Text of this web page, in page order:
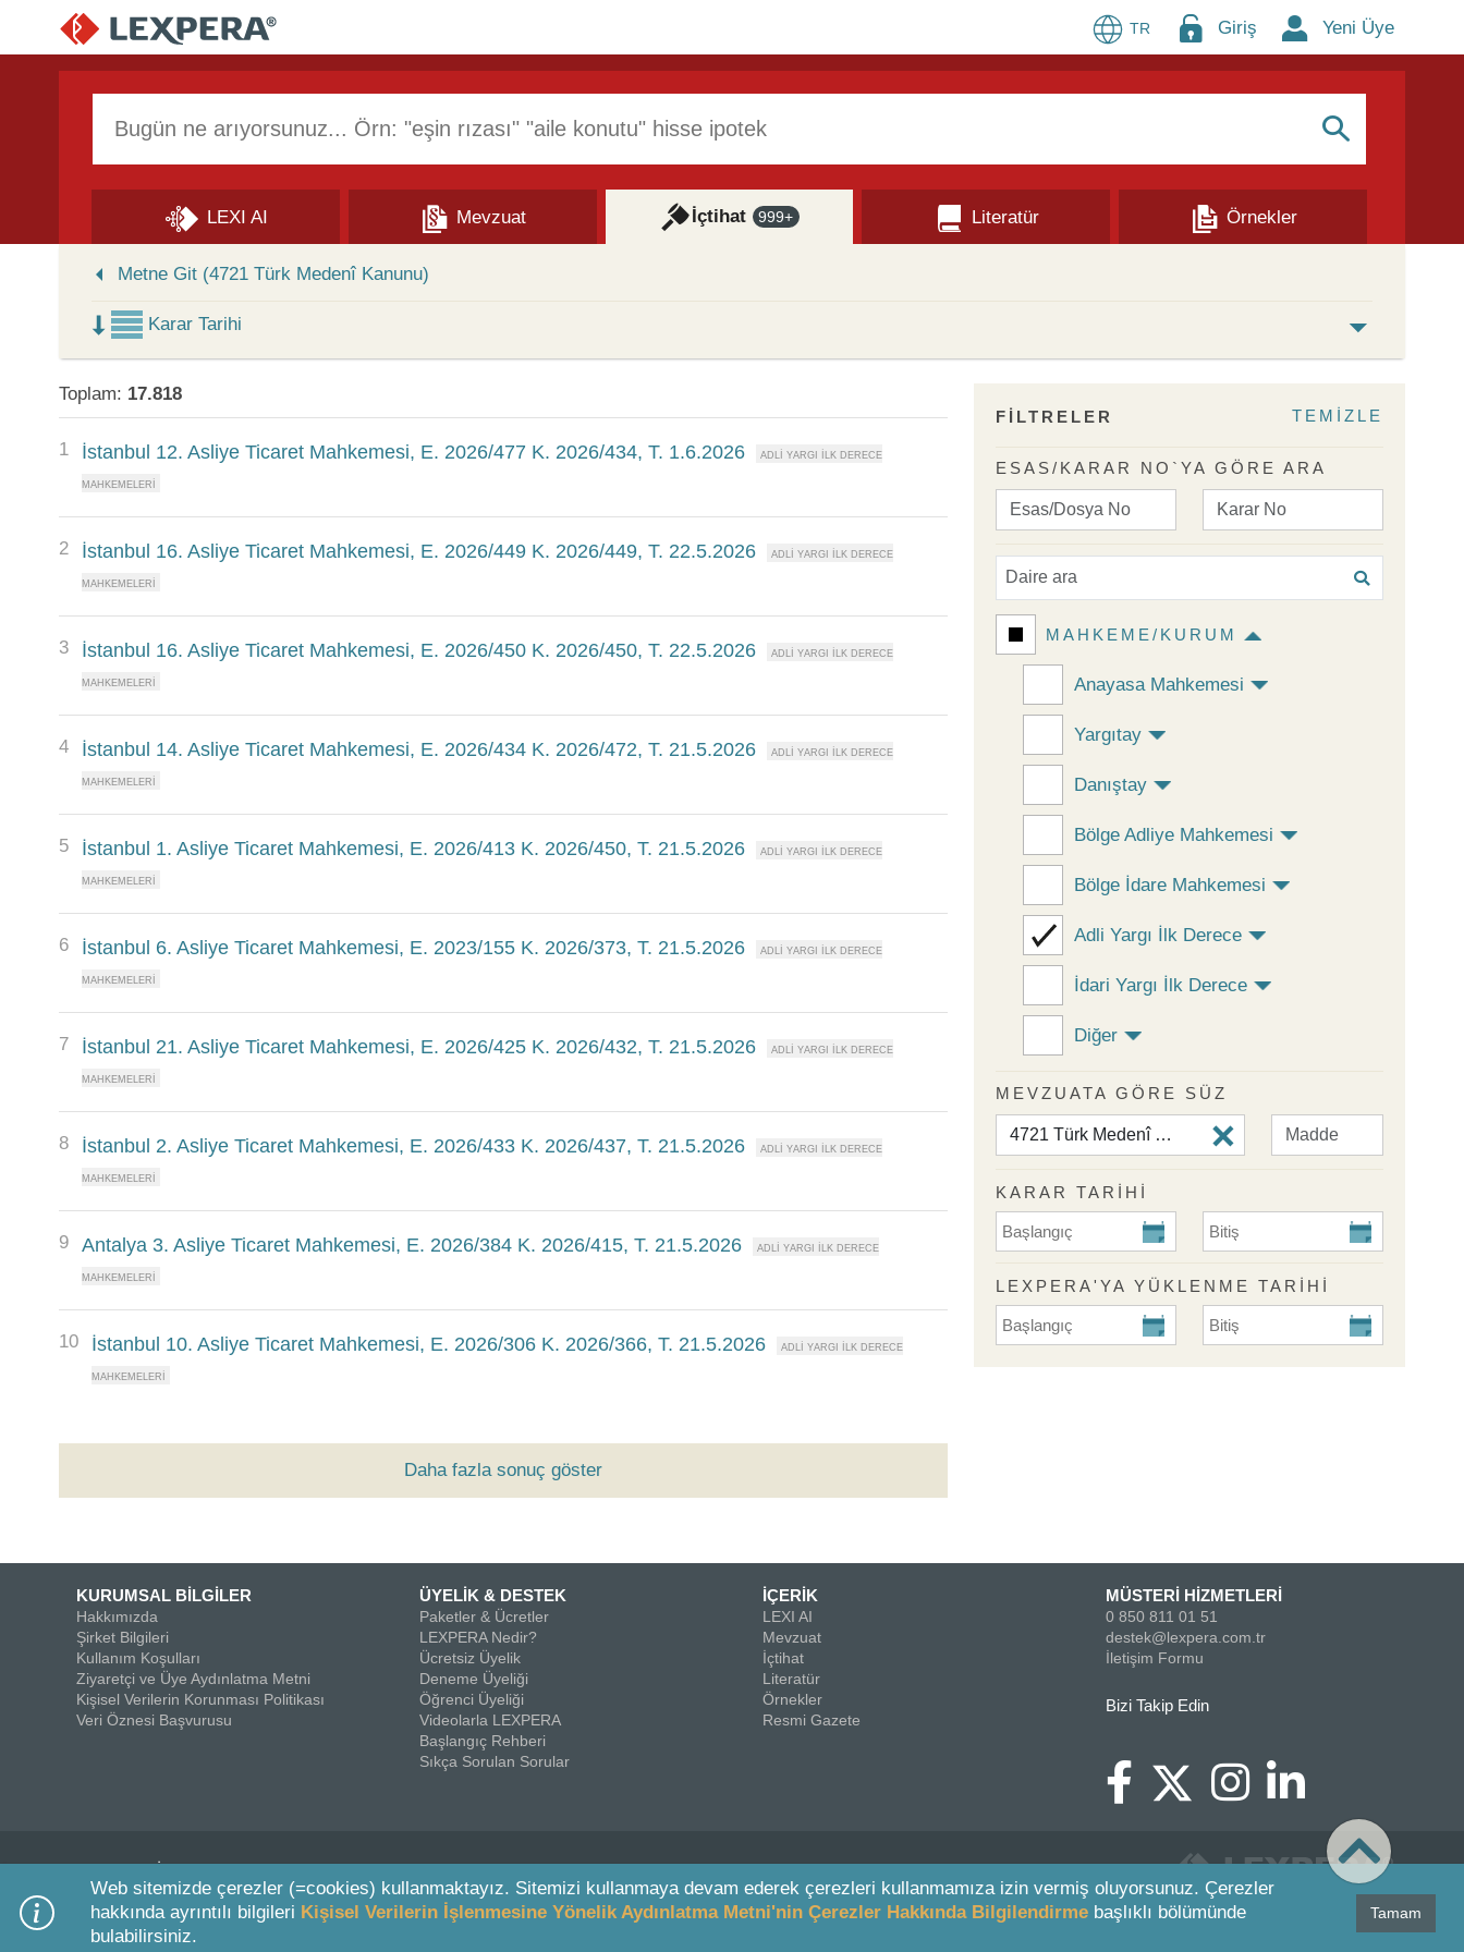
TR Giriş Yeni Üye
S
LEXI AI Mevzuat İçtihat 999+ Literatür
Örnekler
Metne Git (4721 Türk Medenî Kanunu)
Karar Tarihi
Toplam: 17.818
1 İstanbul 12. Asliye Ticaret Mahkemesi, E. 2026/477 K. 2026/434, T. 1.6.2026
2 İstanbul 16. Asliye Ticaret Mahkemesi, E. 2026/449 K. 2026/449, T. 22.5.2026
3 İstanbul 16. Asliye Ticaret Mahkemesi, E. 2026/450 K. 2026/450, T. 22.5.2026
4 İstanbul 14. Asliye Ticaret Mahkemesi, E. 2026/434 K. 2026/472, T. 21.5.2026
5 İstanbul 1. Asliye Ticaret Mahkemesi, E. 2026/413 K. 2026/450, T. 21.5.2026
6 İstanbul 6. Asliye Ticaret Mahkemesi, E. 2023/155 K. 2026/373, T. 21.5.2026
7 İstanbul 21. Asliye Ticaret Mahkemesi, E. 2026/425 K. 2026/432, T. 21.5.2026
8 İstanbul 2. Asliye Ticaret Mahkemesi, E. 2026/433 K. 2026/437, T. 21.5.2026
9 Antalya 3. Asliye Ticaret Mahkemesi, E. 2026/384 K. 2026/415, T. 21.5.2026
10 İstanbul 10. Asliye Ticaret Mahkemesi, E. 2026/306 K. 2026/366, T. 21.5.2026
Daha fazla sonuç göster
FİLTRELER TEMİZLE
ESAS/KARAR NO`YA GÖRE ARA
MAHKEME/KURUM
Anayasa Mahkemesi
Yargıtay
Danıştay
Bölge Adliye Mahkemesi
Bölge İdare Mahkemesi
Adli Yargı İlk Derece
İdari Yargı İlk Derece
Diğer
MEVZUATA GÖRE SÜZ
KARAR TARİHİ
KARAR TARİHİ Başlangıç KARAR TARİHİ Bitiş
LEXPERA'YA YÜKLENME TARIHI
Lexpera'ya Yüklenme Tarihi BaşlangıçLexpera'ya Yüklenme Tarihi
KURUMSAL BİLGİLER
Hakkımızda
Şirket Bilgileri
Kullanım Koşulları
Ziyaretçi ve Üye Aydınlatma Metni
Kişisel Verilerin Korunması Politikası
Veri Öznesi Başvurusu
ÜYELİK & DESTEK
Paketler & Ücretler
LEXPERA Nedir?
Ücretsiz Üyelik
Deneme Üyeliği
Öğrenci Üyeliği
Videolarla LEXPERA
Başlangıç Rehberi
Sıkça Sorulan Sorular
İÇERİK
LEXI AI
Mevzuat
İçtihat
Literatür
Örnekler
Resmi Gazete
MÜSTERİ HİZMETLERİ
0 850 811 01 51
destek@lexpera.com.tr
İletişim Formu
Bizi Takip Edin
© 2026 On İki Levha Yayıncılık A.Ş.
Web sitemizde çerezler (=cookies) kullanmaktayız. Sitemizi kullanmaya devam ederek çerezleri kullanmamıza izin vermiş oluyorsunuz. Çerezler
hakkında ayrıntılı bilgileri Kişisel Verilerin İşlenmesine Yönelik Aydınlatma Metni'nin Çerezler Hakkında Bilgilendirme başlıklı bölümünde
bulabilirsiniz.
Tamam